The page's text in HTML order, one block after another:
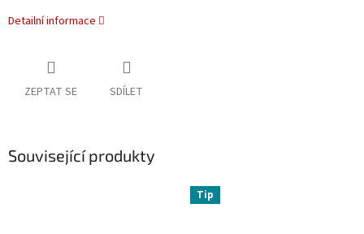
Detailní informace
ZEPTAT SE SDÍLET
Související produkty
Tip